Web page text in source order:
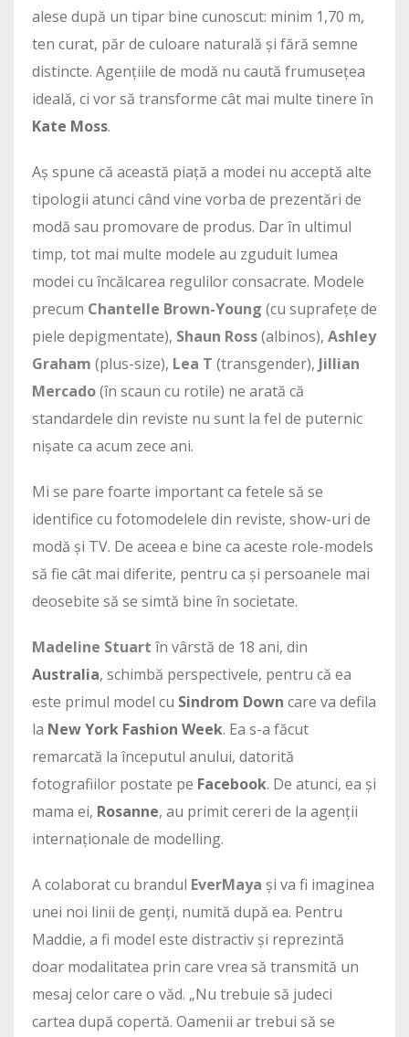
alese după un tipar bine cunoscut: minim 1,70 m,
ten curat, păr de culoare naturală și fără semne
distincte. Agențiile de modă nu caută frumusețea
ideală, ci vor să transforme cât mai multe tinere în
Kate Moss.
Aș spune că această piață a modei nu acceptă alte
tipologii atunci când vine vorba de prezentări de
modă sau promovare de produs. Dar în ultimul
timp, tot mai multe modele au zguduit lumea
modei cu încălcarea regulilor consacrate. Modele
precum Chantelle Brown-Young (cu suprafețe de
piele depigmentate), Shaun Ross(albinos), Ashley
Graham (plus-size), Lea T (transgender), Jillian
Mercado(în scaun cu rotile) ne arată că
standardele din reviste nu sunt la fel de puternic
nișate ca acum zece ani.
Mi se pare foarte important ca fetele să se
identifice cu fotomodelele din reviste, show-uri de
modă și TV. De aceea e bine ca aceste role-models
să fie cât mai diferite, pentru ca și persoanele mai
deosebite să se simtă bine în societate.
Madeline Stuart în vârstă de 18 ani, din
Australia, schimbă perspectivele, pentru că ea
este primul model cu Sindrom Down care va defila
la New York Fashion Week. Ea s-a făcut
remarcată la începutul anului, datorită
fotografiilor postate pe Facebook. De atunci, ea și
mama ei, Rosanne, au primit cereri de la agenții
internaționale de modelling.
A colaborat cu brandul EverMaya și va fi imaginea
unei noi linii de genți, numită după ea. Pentru
Maddie, a fi model este distractiv și reprezintă
doar modalitatea prin care vrea să transmită un
mesaj celor care o văd. „Nu trebuie să judeci
cartea după copertă. Oamenii ar trebui să se